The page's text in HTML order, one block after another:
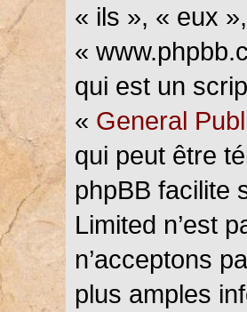
« ils », « eux
«
qui est un
« General
qui peut être
phpBB facilite
Limited n’est
n’acceptons
plus amples